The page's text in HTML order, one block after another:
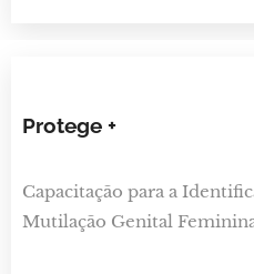
Protege +
Capacitação para a
Mutilação Genital